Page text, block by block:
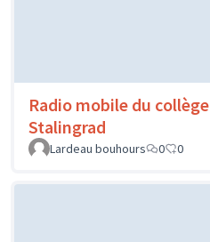
Radio mobile du collège
Stalingrad
Lardeau bouhours
0 0